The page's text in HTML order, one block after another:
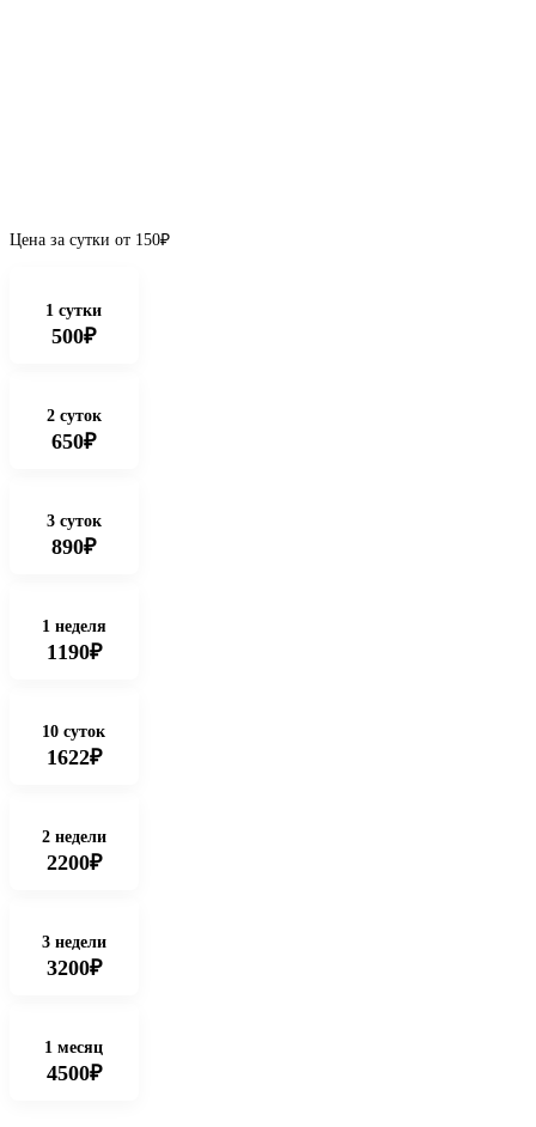
Цена за сутки от 150₽
1 сутки
500₽
2 суток
650₽
3 суток
890₽
1 неделя
1190₽
10 суток
1622₽
2 недели
2200₽
3 недели
3200₽
1 месяц
4500₽